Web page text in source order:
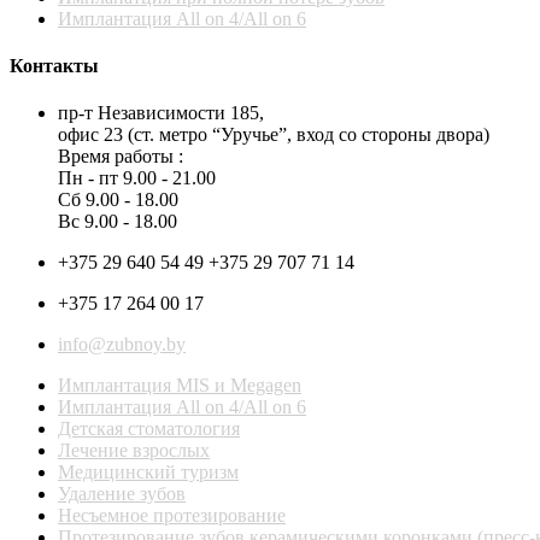
Имплантация All on 4/All on 6
Контакты
пр-т Независимости 185,
офис 23 (ст. метро “Уручье”, вход со стороны двора)
Время работы :
Пн - пт 9.00 - 21.00
Сб 9.00 - 18.00
Вс 9.00 - 18.00
+375 29 640 54 49 +375 29 707 71 14
+375 17 264 00 17
info@zubnoy.by
Имплантация MIS и Megagen
Имплантация All on 4/All on 6
Детская стоматология
Лечение взрослых
Медицинский туризм
Удаление зубов
Несъемное протезирование